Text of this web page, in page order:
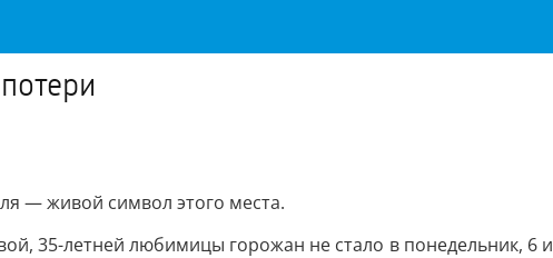
— живой символ этого места.
35-летней любимицы горожан не стало в понедельник, 6